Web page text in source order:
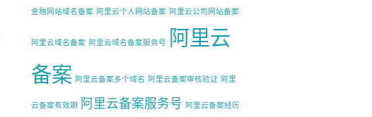
金融网站域名备案 阿里云个人网站备案 阿里云公司网站备案
阿里云域名备案 阿里云域名备案服务号 阿里云
备案 阿里云备案多个域名 阿里云备案审核验证 阿里
云备案有效期 阿里云备案服务号 阿里云备案经历